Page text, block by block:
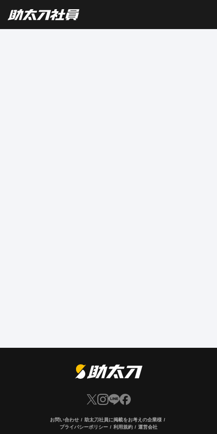
お問い合わせ
助太刀社員に掲載をお考えの企業様
プライバシーポリシー
利用規約 運営会社